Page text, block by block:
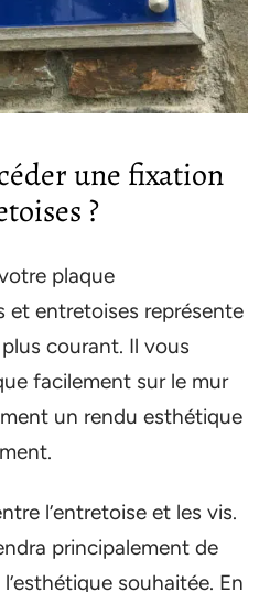
une fixation
?
plaque
et entretoises représente
courant. Il vous
facilement sur le mur
un rendu esthétique
l’entretoise et les vis.
principalement de
souhaitée. En